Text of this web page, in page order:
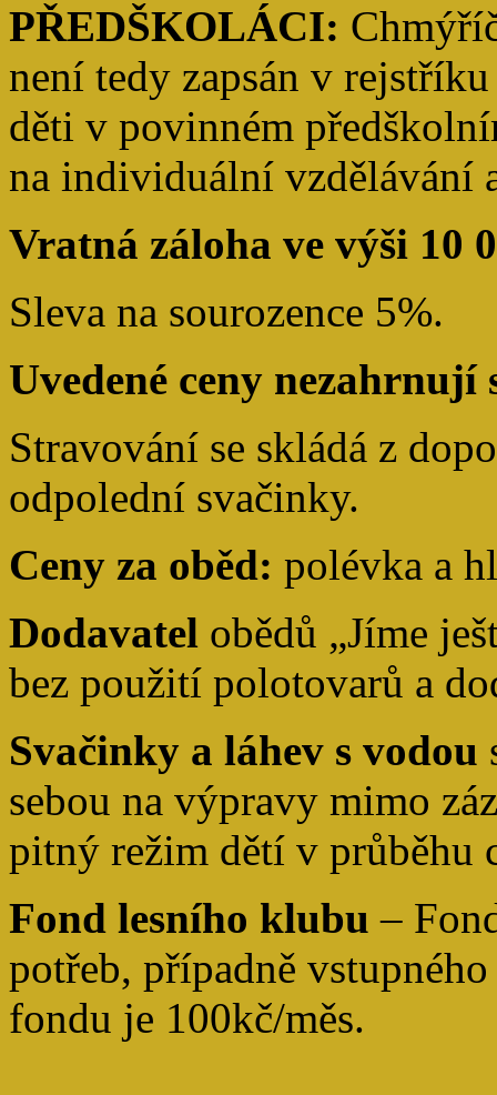
PŘEDŠKOLÁCI:
není tedy zapsán v
děti v povinném
na individuální vzdělávání
Vratná záloha ve výši 10
Sleva na sourozence 5%.
Uvedené ceny nezahrnují
Stravování se skládá z
odpolední svačinky.
Ceny za oběd: polévka a
Dodavatel obědů „Jíme
bez použití polotovarů a
Svačinky a láhev s vodou
sebou na výpravy mimo
pitný režim dětí v průběhu
Fond lesního klubu –
potřeb, případně
fondu je 100kč/měs.